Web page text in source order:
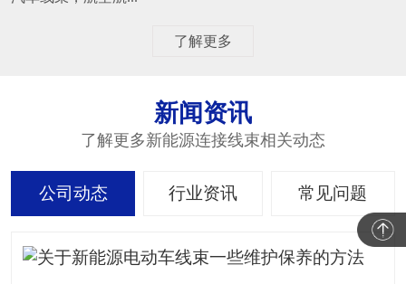
了解更多
新闻资讯
了解更多新能源连接线束相关动态
公司动态 行业资讯 常见问题